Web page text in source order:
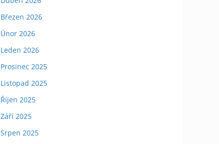
Březen 2026
Únor 2026
Leden 2026
Prosinec 2025
Listopad 2025
Říjen 2025
Září 2025
Srpen 2025